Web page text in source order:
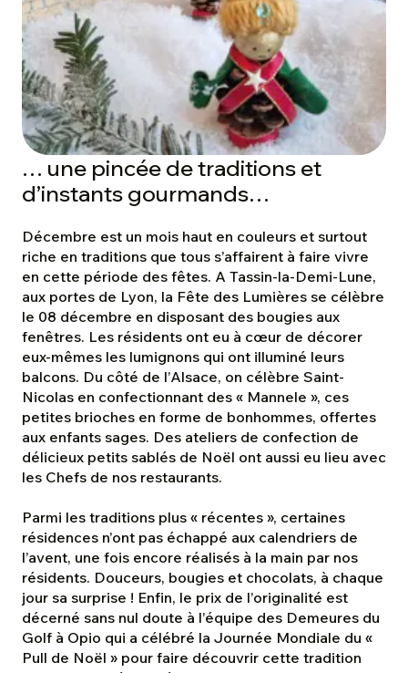
… une pincée de traditions et
d’instants gourmands…
Décembre est un mois haut en couleurs et surtout
riche en traditions que tous s’affairent à faire vivre
en cette période des fêtes. A Tassin-la-Demi-Lune,
aux portes de Lyon, la Fête des Lumières se célèbre
le 08 décembre en disposant des bougies aux
fenêtres. Les résidents ont eu à cœur de décorer
eux-mêmes les lumignons qui ont illuminé leurs
balcons. Du côté de l’Alsace, on célèbre Saint-
Nicolas en confectionnant des « Mannele », ces
petites brioches en forme de bonhommes, offertes
aux enfants sages. Des ateliers de confection de
délicieux petits sablés de Noël ont aussi eu lieu avec
les Chefs de nos restaurants.
Parmi les traditions plus « récentes », certaines
résidences n’ont pas échappé aux calendriers de
l’avent, une fois encore réalisés à la main par nos
résidents. Douceurs, bougies et chocolats, à chaque
jour sa surprise ! Enfin, le prix de l’originalité est
décerné sans nul doute à l’équipe des Demeures du
Golf à Opio qui a célébré la Journée Mondiale du «
Pull de Noël » pour faire découvrir cette tradition